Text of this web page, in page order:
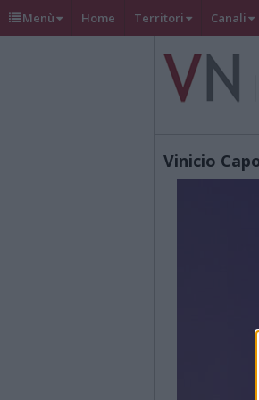
Menù Home Territori Canali
Vinicio